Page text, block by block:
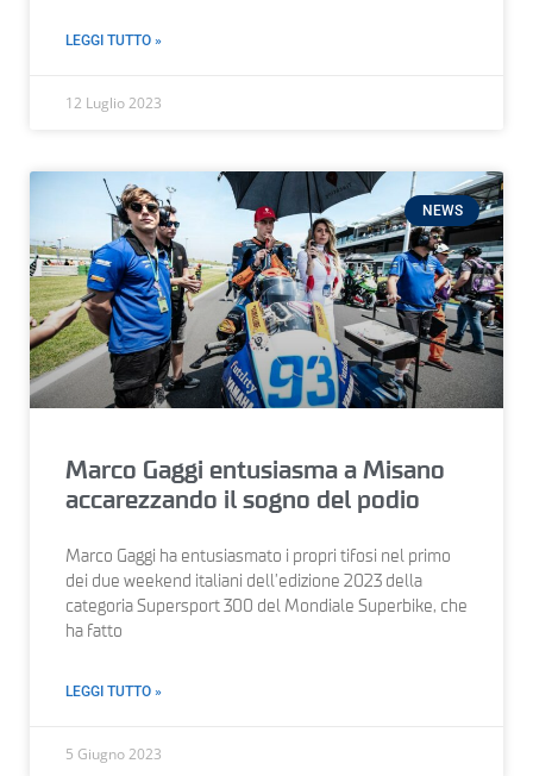
LEGGI TUTTO »
12 Luglio 2023
NEWS
Marco Gaggi entusiasma a Misano
accarezzando il sogno del podio
Marco Gaggi ha entusiasmato i propri tifosi nel primo
dei due weekend italiani dell’edizione 2023 della
categoria Supersport 300 del Mondiale Superbike, che
ha fatto
LEGGI TUTTO »
5 Giugno 2023